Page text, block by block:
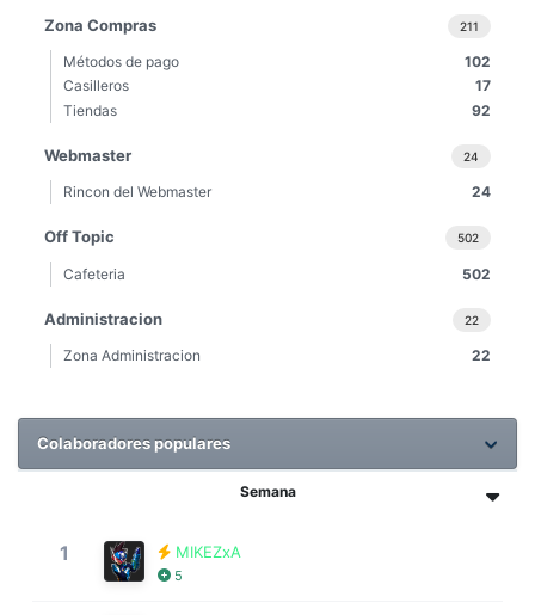
211
Zona Compras
102
Métodos de pago
17
Casilleros
92
Tiendas
24
Webmaster
24
Rincon del Webmaster
502
Off Topic
502
Cafeteria
22
Administracion
22
Zona Administracion
Colaboradores populares
Semana
1 MIKEZxA
5